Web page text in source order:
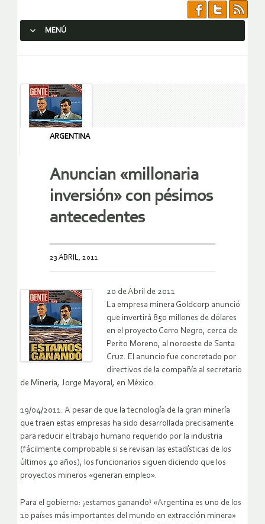
MENÚ
ARGENTINA
Anuncian «millonaria
inversión» con pésimos
antecedentes
23 ABRIL, 2011
20 de Abril de 2011
La empresa minera Goldcorp anunció
que invertirá 850 millones de dólares
en el proyecto Cerro Negro, cerca de
Perito Moreno, al noroeste de Santa
Cruz. El anuncio fue concretado por
directivos de la compañía al secretario
de Minería, Jorge Mayoral, en México.
19/04/2011. A pesar de que la tecnología de la gran minería
que traen estas empresas ha sido desarrollada precisamente
para reducir el trabajo humano requerido por la industria
(fácilmente comprobable si se revisan las estadísticas de los
últimos 40 años), los funcionarios siguen diciendo que los
proyectos mineros «generan empleo».
Para el gobierno: ¡estamos ganando! «Argentina es uno de los
10 países más importantes del mundo en extracción minera»